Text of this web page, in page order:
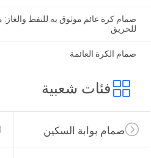
للحريق
صمام الكرة العائمة
فئات شعبية
صمام بوابة السكين